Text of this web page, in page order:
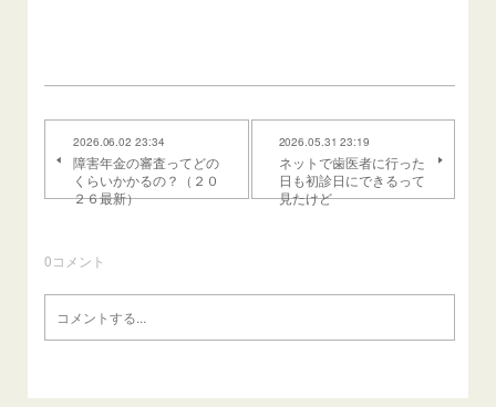
2026.06.02 23:34
障害年金の審査ってどの
くらいかかるの？（２０
２６最新）
2026.05.31 23:19
ネットで歯医者に行った
日も初診日にできるって
見たけど
0コメント